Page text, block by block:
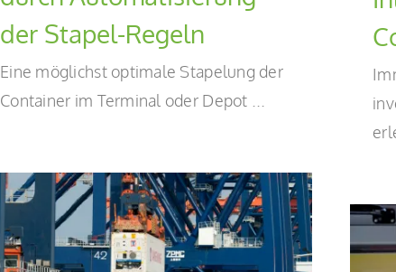
der Stapel-Regeln
Eine möglichst optimale Stapelung der
Container im Terminal oder Depot ...